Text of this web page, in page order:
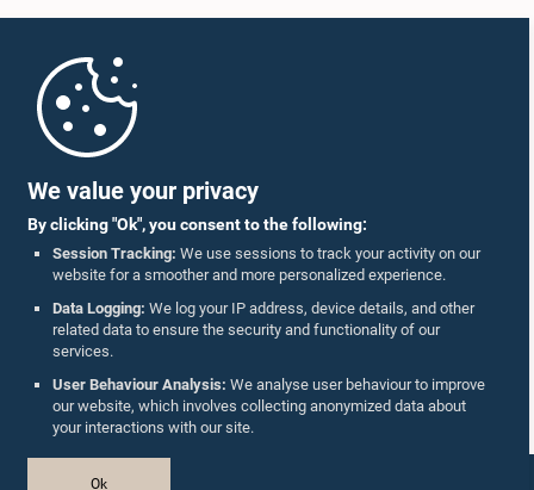
We value your privacy
By clicking "Ok", you consent to the following:
Session Tracking: We use sessions to track your activity on our
website for a smoother and more personalized experience.
Data Logging: We log your IP address, device details, and other
related data to ensure the security and functionality of our
services.
User Behaviour Analysis: We analyse user behaviour to improve
our website, which involves collecting anonymized data about
your interactions with our site.
Ok
Parliament Mobile App
Follow Us On :
Accolades
Privacy Policy